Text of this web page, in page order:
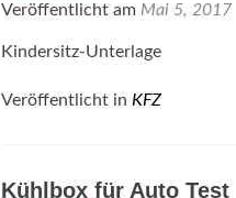
Veröffentlicht am Mai 5, 2017
Kindersitz-Unterlage
Veröffentlicht in KFZ
Kühlbox für Auto Test